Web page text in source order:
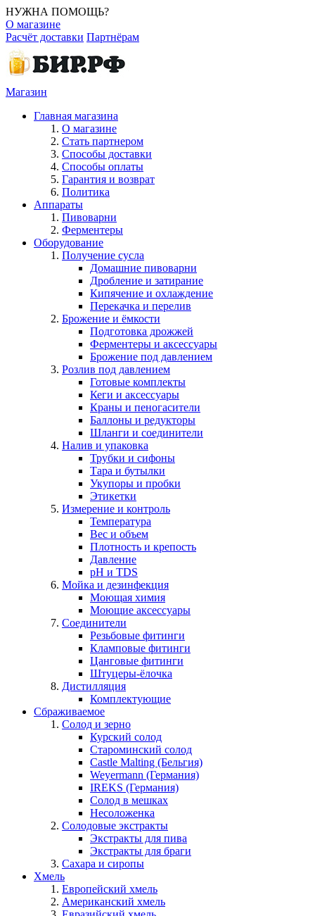
НУЖНА ПОМОЩЬ?
О магазине
Расчёт доставки Партнёрам
Магазин
Главная магазина
О магазине
Стать партнером
Способы доставки
Способы оплаты
Гарантия и возврат
Политика
Аппараты
Пивоварни
Ферментеры
Оборудование
Получение сусла
Домашние пивоварни
Дробление и затирание
Кипячение и охлаждение
Перекачка и перелив
Брожение и ёмкости
Подготовка дрожжей
Ферментеры и аксессуары
Брожение под давлением
Розлив под давлением
Готовые комплекты
Кеги и аксессуары
Краны и пеногасители
Баллоны и редукторы
Шланги и соединители
Налив и упаковка
Трубки и сифоны
Тара и бутылки
Укупоры и пробки
Этикетки
Измерение и контроль
Температура
Вес и объем
Плотность и крепость
Давление
pH и TDS
Мойка и дезинфекция
Моющая химия
Моющие аксессуары
Соединители
Резьбовые фитинги
Кламповые фитинги
Цанговые фитинги
Штуцеры-ёлочка
Дистилляция
Комплектующие
Сбраживаемое
Солод и зерно
Курский солод
Староминский солод
Castle Malting (Бельгия)
Weyermann (Германия)
IREKS (Германия)
Солод в мешках
Несоложенка
Солодовые экстракты
Экстракты для пива
Экстракты для браги
Сахара и сиропы
Хмель
Европейский хмель
Американский хмель